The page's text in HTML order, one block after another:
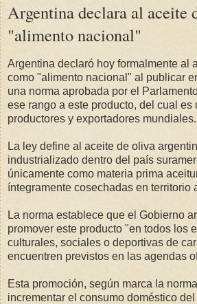
Argentina declara al aceite
"alimento nacional"
Argentina declaró hoy formalmente al
como "alimento nacional" al publicar
una norma aprobada por el
ese rango a este producto, del cual es
productores y exportadores mundiales.
La ley define al aceite de oliva
industrializado dentro del país
únicamente como materia prima
íntegramente cosechadas en territorio
La norma establece que el Gobierno
promover este producto "en todos los
culturales, sociales o deportivas de
encuentren previstos en las agendas
Esta promoción, según marca la
incrementar el consumo doméstico